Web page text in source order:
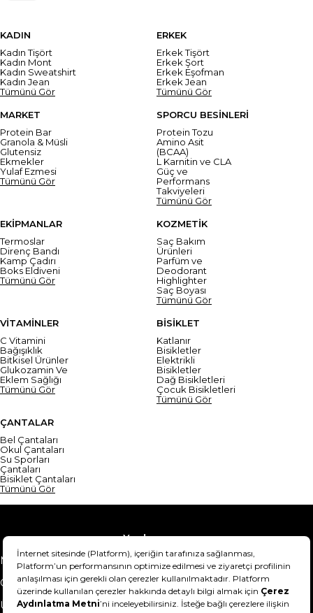
KADIN
Kadın Tişört
Kadın Mont
Kadın Sweatshirt
Kadın Jean
Tümünü Gör
ERKEK
Erkek Tişört
Erkek Şort
Erkek Eşofman
Erkek Jean
Tümünü Gör
MARKET
Protein Bar
Granola & Müsli
Glutensiz
Ekmekler
Yulaf Ezmesi
Tümünü Gör
SPORCU BESİNLERİ
Protein Tozu
Amino Asit
(BCAA)
L Karnitin ve CLA
Güç ve
Performans
Takviyeleri
Tümünü Gör
EKİPMANLAR
Termoslar
Direnç Bandı
Kamp Çadırı
Boks Eldiveni
Tümünü Gör
KOZMETİK
Saç Bakım
Ürünleri
Parfüm ve
Deodorant
Highlighter
Saç Boyası
Tümünü Gör
VİTAMİNLER
C Vitamini
Bağışıklık
Bitkisel Ürünler
Glukozamin Ve
Eklem Sağlığı
Tümünü Gör
BİSİKLET
Katlanır
Bisikletler
Elektrikli
Bisikletler
Dağ Bisikletleri
Çocuk Bisikletleri
Tümünü Gör
ÇANTALAR
Bel Çantaları
Okul Çantaları
Su Sporları
Çantaları
Bisiklet Çantaları
Tümünü Gör
Yardım
Mesafeli Satış Sözleşmesi
Teslimat Bilgisi
Gizlilik Sözleşmesi
Şartlar & Koşullar
Ürünümü nasıl iade
Hakkımızda